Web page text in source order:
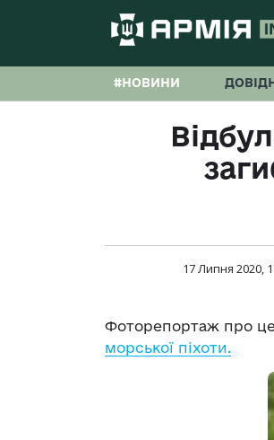
#НОВИНИ
17 Липня 2020,
Фоторепортаж про
морської піхоти.